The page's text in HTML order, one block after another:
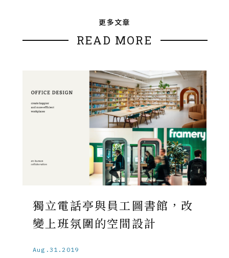
更多文章
READ MORE
獨立電話亭與員工圖書館，改
變上班氛圍的空間設計
Aug.31.2019